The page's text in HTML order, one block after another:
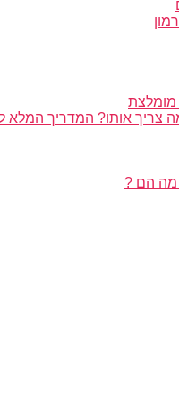
מומלצת
צריך אותו? המדריך המלא
מה הם ?